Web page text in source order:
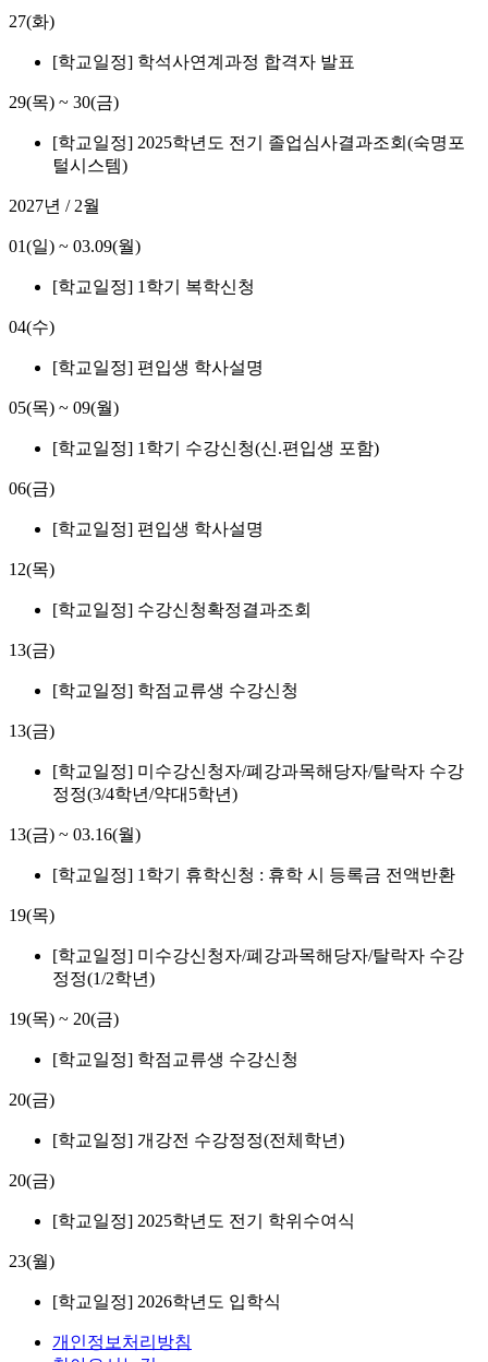
27(화)
[학교일정] 학석사연계과정 합격자 발표
29(목) ~ 30(금)
[학교일정] 2025학년도 전기 졸업심사결과조회(숙명포
털시스템)
2027년 / 2월
01(일) ~ 03.09(월)
[학교일정] 1학기 복학신청
04(수)
[학교일정] 편입생 학사설명
05(목) ~ 09(월)
[학교일정] 1학기 수강신청(신.편입생 포함)
06(금)
[학교일정] 편입생 학사설명
12(목)
[학교일정] 수강신청확정결과조회
13(금)
[학교일정] 학점교류생 수강신청
13(금)
[학교일정] 미수강신청자/폐강과목해당자/탈락자 수강
정정(3/4학년/약대5학년)
13(금) ~ 03.16(월)
[학교일정] 1학기 휴학신청 : 휴학 시 등록금 전액반환
19(목)
[학교일정] 미수강신청자/폐강과목해당자/탈락자 수강
정정(1/2학년)
19(목) ~ 20(금)
[학교일정] 학점교류생 수강신청
20(금)
[학교일정] 개강전 수강정정(전체학년)
20(금)
[학교일정] 2025학년도 전기 학위수여식
23(월)
[학교일정] 2026학년도 입학식
개인정보처리방침